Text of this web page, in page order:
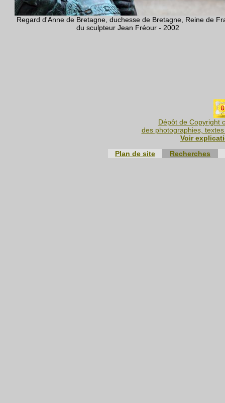
Regard d'Anne de Bretagne, duchesse de Bretagne, Reine de
du sculpteur Jean Fréour - 2002
Dépôt de Copyright
des photographies,
Voir
Plan de site
Recherches